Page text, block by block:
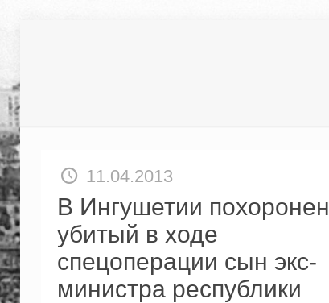
11.04.2013
В Ингушетии похоронен
убитый в ходе
спецоперации сын экс-
министра республики